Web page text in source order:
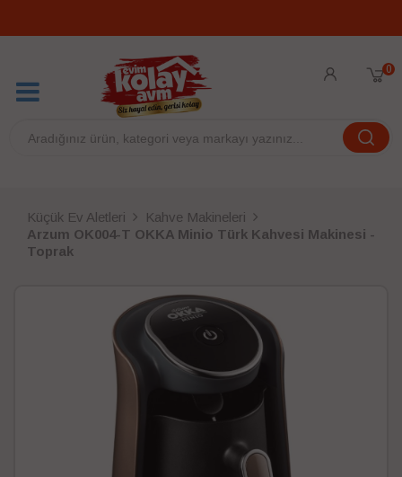
0
Küçük Ev Aletleri
Kahve Makineleri
Arzum OK004-T OKKA Minio Türk Kahvesi Makinesi -
Toprak